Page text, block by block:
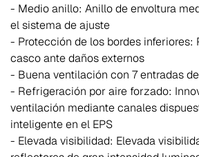
- Medio anillo: Anillo de envoltura
el sistema de ajuste
- Protección de los bordes inferiores:
casco ante daños externos
- Buena ventilación con 7 entradas
- Refrigeración por aire forzado:
ventilación mediante canales
inteligente en el EPS
- Elevada visibilidad: Elevada